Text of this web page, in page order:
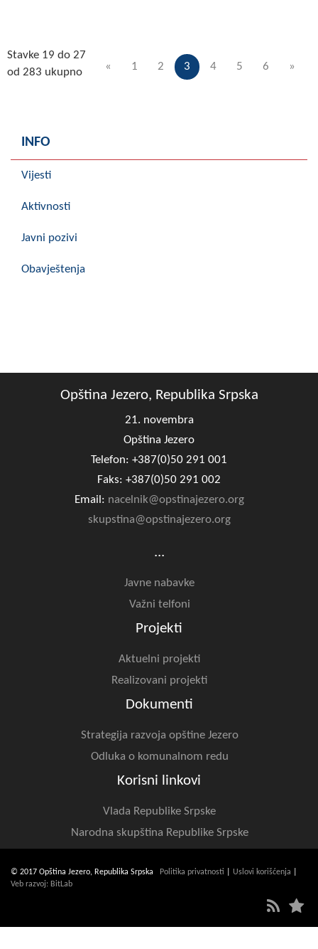
« 1 2 3 4 5 6 »
Stavke 19 do 27
od 283 ukupno
INFO
Vijesti
Aktivnosti
Javni pozivi
Obavještenja
Opština Jezero, Republika Srpska
21. novembra
Opština Jezero
Telefon: +387(0)50 291 001
Faks: +387(0)50 291 002
Email: nacelnik@opstinajezero.org
skupstina@opstinajezero.org
...
Javne nabavke
Važni telfoni
Projekti
Aktuelni projekti
Realizovani projekti
Dokumenti
Strategija razvoja opštine Jezero
Odluka o komunalnom redu
Korisni linkovi
Vlada Republike Srpske
Narodna skupština Republike Srpske
© 2017 Opština Jezero, Republika Srpska Politika privatnosti Uslovi korišćenja
Veb razvoj: BitLab